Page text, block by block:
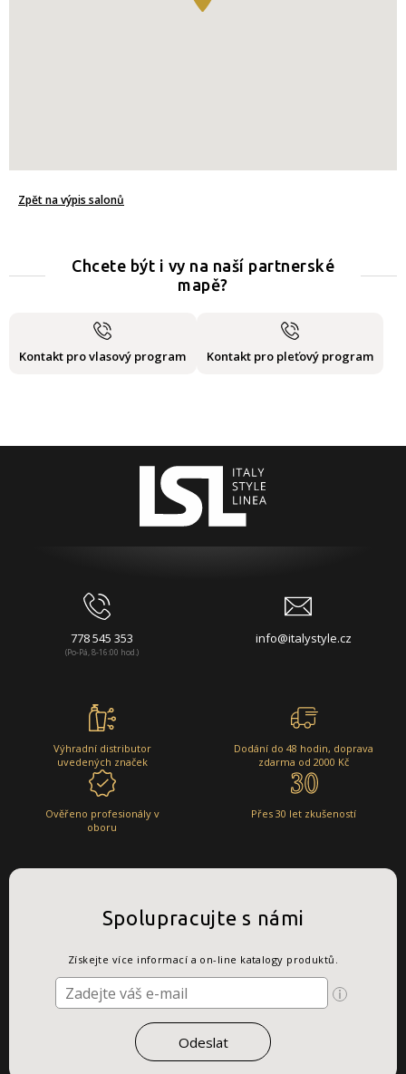
Zpět na výpis salonů
Chcete být i vy na naší partnerské
mapě?
Kontakt pro vlasový program Kontakt pro pleťový program
778 545 353
(Po-Pá, 8-16:00 hod.)
info@italystyle.cz
Výhradní distributor
uvedených značek
Dodání do 48 hodin, doprava
zdarma od 2000 Kč
Ověřeno profesionály v
oboru
Přes 30 let zkušeností
Spolupracujte s námi
Získejte více informací a on-line katalogy produktů.